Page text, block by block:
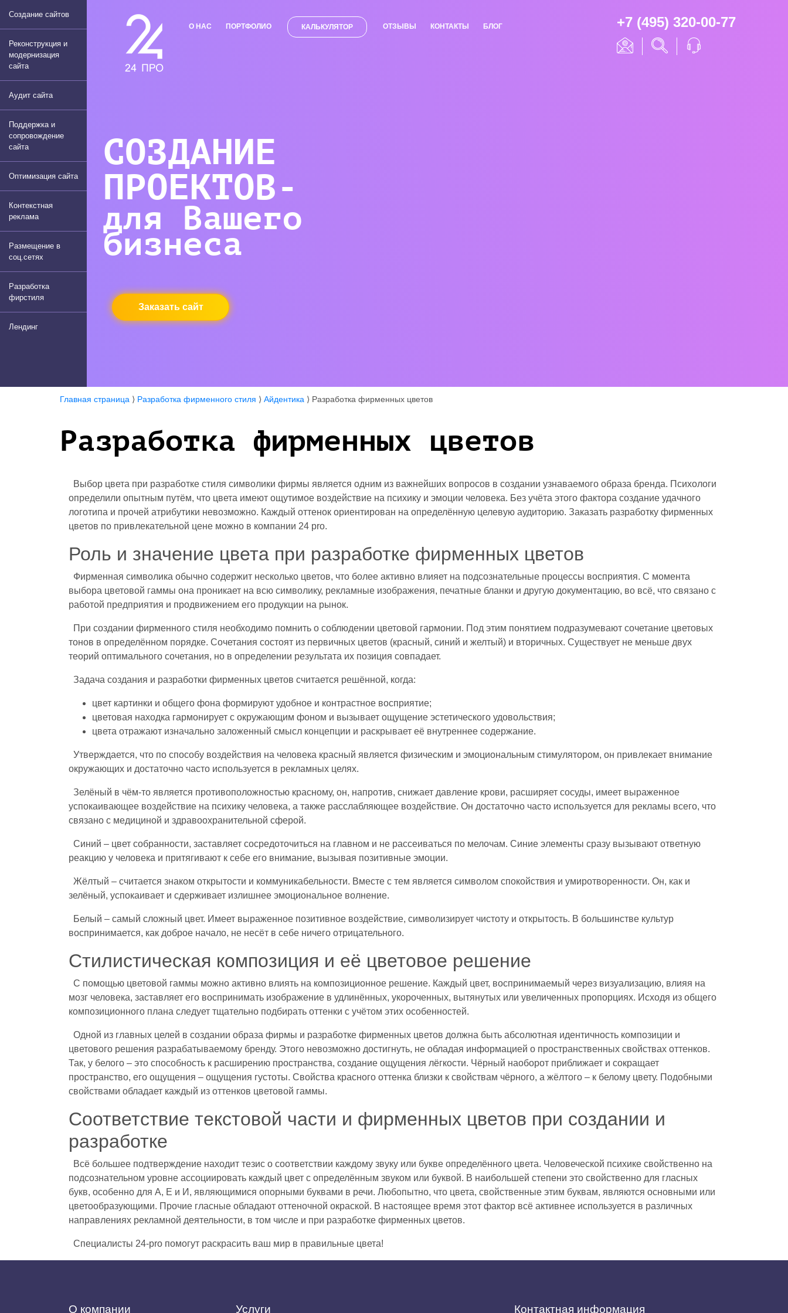
О НАС ПОРТФОЛИО КАЛЬКУЛЯТОР ОТЗЫВЫ КОНТАКТЫ БЛОГ +7 (495) 320-00-77
СОЗДАНИЕ
ПРОЕКТОВ-
для Вашего
бизнеса
Заказать сайт
Создание сайтов
Реконструкция и
модернизация
сайта
Аудит сайта
Поддержка и
сопровождение
сайта
Оптимизация сайта
Контекстная
реклама
Размещение в
соц.сетях
Разработка
фирстиля
Лендинг
Главная страница ⟩ Разработка фирменного стиля ⟩ Айдентика ⟩ Разработка фирменных цветов
Разработка фирменных цветов
Выбор цвета при разработке стиля символики фирмы является одним из важнейших вопросов в создании узнаваемого образа бренда. Психологи
определили опытным путём, что цвета имеют ощутимое воздействие на психику и эмоции человека. Без учёта этого фактора создание удачного
логотипа и прочей атрибутики невозможно. Каждый оттенок ориентирован на определённую целевую аудиторию. Заказать разработку фирменных
цветов по привлекательной цене можно в компании 24 pro.
Роль и значение цвета при разработке фирменных цветов
Фирменная символика обычно содержит несколько цветов, что более активно влияет на подсознательные процессы восприятия. С момента
выбора цветовой гаммы она проникает на всю символику, рекламные изображения, печатные бланки и другую документацию, во всё, что связано с
работой предприятия и продвижением его продукции на рынок.
При создании фирменного стиля необходимо помнить о соблюдении цветовой гармонии. Под этим понятием подразумевают сочетание цветовых
тонов в определённом порядке. Сочетания состоят из первичных цветов (красный, синий и желтый) и вторичных. Существует не меньше двух
теорий оптимального сочетания, но в определении результата их позиция совпадает.
Задача создания и разработки фирменных цветов считается решённой, когда:
цвет картинки и общего фона формируют удобное и контрастное восприятие;
цветовая находка гармонирует с окружающим фоном и вызывает ощущение эстетического удовольствия;
цвета отражают изначально заложенный смысл концепции и раскрывает её внутреннее содержание.
Утверждается, что по способу воздействия на человека красный является физическим и эмоциональным стимулятором, он привлекает внимание
окружающих и достаточно часто используется в рекламных целях.
Зелёный в чём-то является противоположностью красному, он, напротив, снижает давление крови, расширяет сосуды, имеет выраженное
успокаивающее воздействие на психику человека, а также расслабляющее воздействие. Он достаточно часто используется для рекламы всего, что
связано с медициной и здравоохранительной сферой.
Синий – цвет собранности, заставляет сосредоточиться на главном и не рассеиваться по мелочам. Синие элементы сразу вызывают ответную
реакцию у человека и притягивают к себе его внимание, вызывая позитивные эмоции.
Жёлтый – считается знаком открытости и коммуникабельности. Вместе с тем является символом спокойствия и умиротворенности. Он, как и
зелёный, успокаивает и сдерживает излишнее эмоциональное волнение.
Белый – самый сложный цвет. Имеет выраженное позитивное воздействие, символизирует чистоту и открытость. В большинстве культур
воспринимается, как доброе начало, не несёт в себе ничего отрицательного.
Стилистическая композиция и её цветовое решение
С помощью цветовой гаммы можно активно влиять на композиционное решение. Каждый цвет, воспринимаемый через визуализацию, влияя на
мозг человека, заставляет его воспринимать изображение в удлинённых, укороченных, вытянутых или увеличенных пропорциях. Исходя из общего
композиционного плана следует тщательно подбирать оттенки с учётом этих особенностей.
Одной из главных целей в создании образа фирмы и разработке фирменных цветов должна быть абсолютная идентичность композиции и
цветового решения разрабатываемому бренду. Этого невозможно достигнуть, не обладая информацией о пространственных свойствах оттенков.
Так, у белого – это способность к расширению пространства, создание ощущения лёгкости. Чёрный наоборот приближает и сокращает
пространство, его ощущения – ощущения густоты. Свойства красного оттенка близки к свойствам чёрного, а жёлтого – к белому цвету. Подобными
свойствами обладает каждый из оттенков цветовой гаммы.
Соответствие текстовой части и фирменных цветов при создании и
разработке
Всё большее подтверждение находит тезис о соответствии каждому звуку или букве определённого цвета. Человеческой психике свойственно на
подсознательном уровне ассоциировать каждый цвет с определённым звуком или буквой. В наибольшей степени это свойственно для гласных
букв, особенно для А, Е и И, являющимися опорными буквами в речи. Любопытно, что цвета, свойственные этим буквам, являются основными или
цветообразующими. Прочие гласные обладают оттеночной окраской. В настоящее время этот фактор всё активнее используется в различных
направлениях рекламной деятельности, в том числе и при разработке фирменных цветов.
Специалисты 24-pro помогут раскрасить ваш мир в правильные цвета!
О компании Услуги Контактная информация